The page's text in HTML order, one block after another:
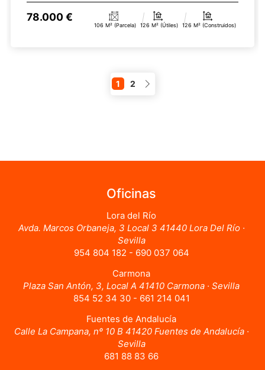
78.000 €
106 M² (parcela) 126 M² (útiles) 126 M² (construidos)
1 2
Oficinas
Lora del Río
Avda. Marcos Orbaneja, 3 Local 3 41440 Lora Del Río ·
Sevilla
954 804 182 - 690 037 064
Carmona
Plaza San Antón, 3, Local A 41410 Carmona · Sevilla
854 52 34 30 - 661 214 041
Fuentes de Andalucía
Calle La Campana, nº 10 B 41420 Fuentes de Andalucía ·
Sevilla
681 88 83 66